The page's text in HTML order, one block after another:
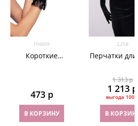
ПЧ009
Короткие
473 р
В КОРЗИНУ
2258
Перчатки
1 313 р
1 213 р
выгода 100
В